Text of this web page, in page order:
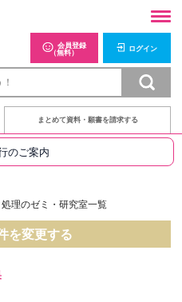
会員登録
（無料）
ログイン
まとめて資料・願書を請求する
のご案内
理のゼミ・研究室一覧
を変更する